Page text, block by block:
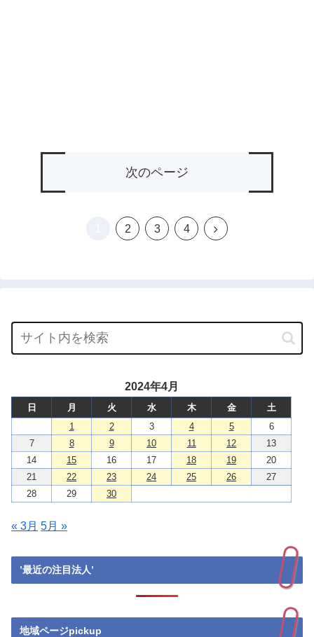
次のページ
2 3 4
次
2024年4月
日 月 火 水 木 金
土
1
2 3 4 5
6
7
8 9 10 11 12
13
14
15 16 17 18 19
20
21
22 23 24 25 26
27
28
29 30
« 3月 5月 »
’最近の注目法人’
地域ページpickup